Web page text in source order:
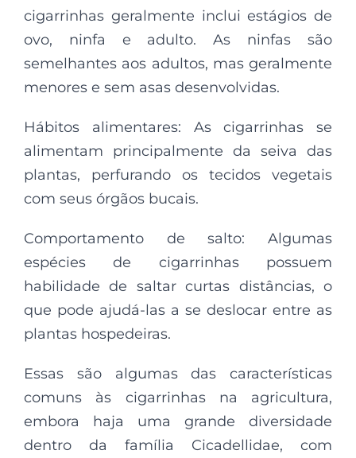
cigarrinhas geralmente inclui estágios de
ovo, ninfa e adulto. As ninfas são
semelhantes aos adultos, mas geralmente
menores e sem asas desenvolvidas.
Hábitos alimentares: As cigarrinhas se
alimentam principalmente da seiva das
plantas, perfurando os tecidos vegetais
com seus órgãos bucais.
Comportamento de salto: Algumas
espécies de cigarrinhas possuem
habilidade de saltar curtas distâncias, o
que pode ajudá-las a se deslocar entre as
plantas hospedeiras.
Essas são algumas das características
comuns às cigarrinhas na agricultura,
embora haja uma grande diversidade
dentro da família Cicadellidae, com